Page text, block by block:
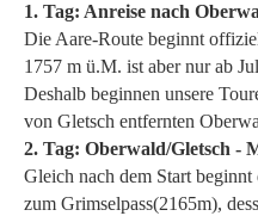
1. Tag: Anreise nach
Die Aare-Route beginnt
1757 m ü.M. ist aber nur ab
Deshalb beginnen unsere
von Gletsch entfernten
2. Tag: Oberwald/Gletsch -
Gleich nach dem Start
zum Grimselpass(2165m),